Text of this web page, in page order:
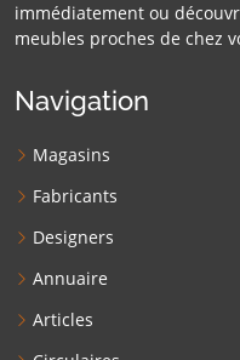
immédiatement ou
meubles proches de chez
Navigation
Magasins
Fabricants
Designers
Annuaire
Articles